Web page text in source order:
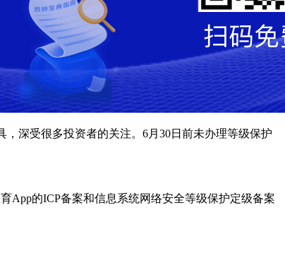
深受很多投资者的关注。6月30日前未办理等级保护
App的ICP备案和信息系统网络安全等级保护定级备案